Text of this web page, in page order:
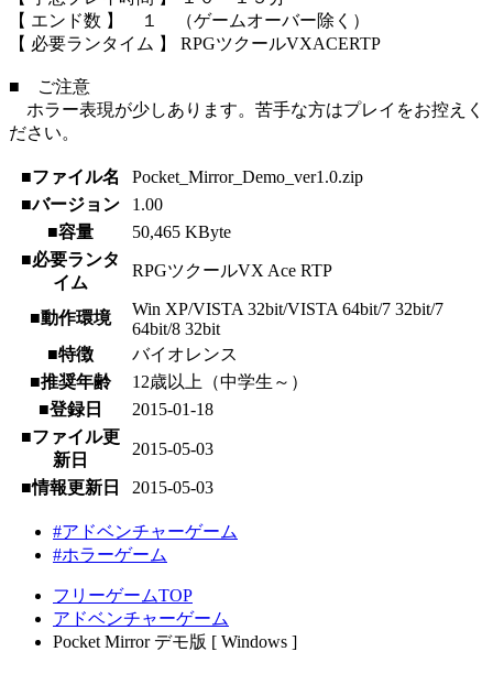
【 エンド数 】 １ （ゲームオーバー除く）
【 必要ランタイム 】 RPGツクールVXACERTP
■ ご注意
ホラー表現が少しあります。苦手な方はプレイをお控えく
ださい。
■ファイル名
Pocket_Mirror_Demo_ver1.0.zip
■バージョン
1.00
■容量
50,465 KByte
■必要ランタ
イム
RPGツクールVX Ace RTP
■動作環境
Win XP/VISTA 32bit/VISTA 64bit/7 32bit/7
64bit/8 32bit
■特徴
バイオレンス
■推奨年齢
12歳以上（中学生～）
■登録日
2015-01-18
■ファイル更
新日
2015-05-03
■情報更新日 2015-05-03
#アドベンチャーゲーム
#ホラーゲーム
フリーゲームTOP
アドベンチャーゲーム
Pocket Mirror デモ版 [ Windows ]